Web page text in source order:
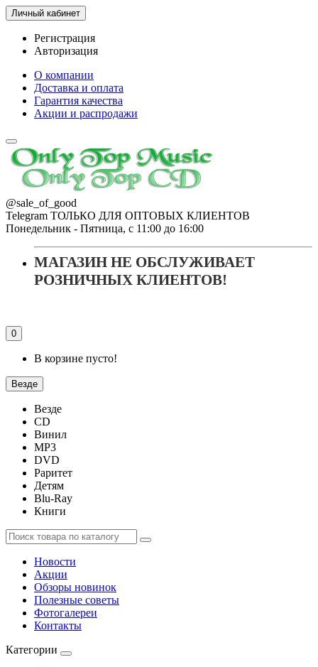
Личный кабинет
Регистрация
Авторизация
О компании
Доставка и оплата
Гарантия качества
Акции и распродажи
@sale_of_good
Telegram ТОЛЬКО ДЛЯ ОПТОВЫХ КЛИЕНТОВ
Понедельник - Пятница, с 11:00 до 16:00
МАГАЗИН НЕ ОБСЛУЖИВАЕТ
РОЗНИЧНЫХ КЛИЕНТОВ!
0
В корзине пусто!
Везде
Везде
CD
Винил
MP3
DVD
Раритет
Детям
Blu-Ray
Книги
Новости
Акции
Обзоры новинок
Полезные советы
Фотогалереи
Контакты
Категории